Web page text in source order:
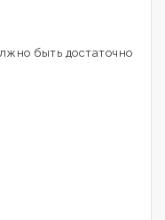
быть достаточно